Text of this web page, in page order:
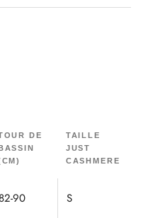
DE
TAILLE
JUST
CASHMERE
82-90 S